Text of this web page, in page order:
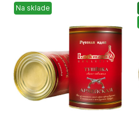
Na sklade